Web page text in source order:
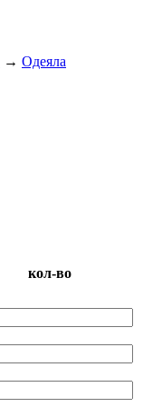
→ Одеяла
кол-во